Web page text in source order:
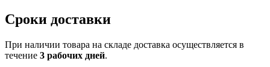
Сроки доставки
При наличии товара на складе доставка осуществляется в
течение 3 рабочих дней.